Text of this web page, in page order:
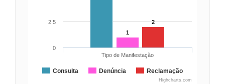
1
2
Consulta Denúncia Reclamação
Tipo de Manifestação
0
2.5
Highcharts.com